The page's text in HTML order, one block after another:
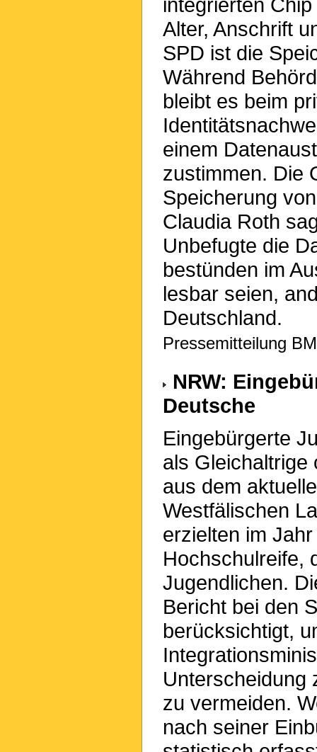
integrierten
Alter, Anschrift
SPD ist die
Während
bleibt es beim
einem
zustimmen. Die
Speicherung
Claudia Roth
Unbefugte die
bestünden im
lesbar seien,
Deutschland.
Pressemitteilung
NRW:
Deutsche
Eingebürgerte
als Gleichaltrige
aus dem
Westfälischen
erzielten im
Hochschulreife,
Jugendlichen.
Bericht bei den
berücksichtigt,
Unterscheidung
zu vermeiden.
nach seiner